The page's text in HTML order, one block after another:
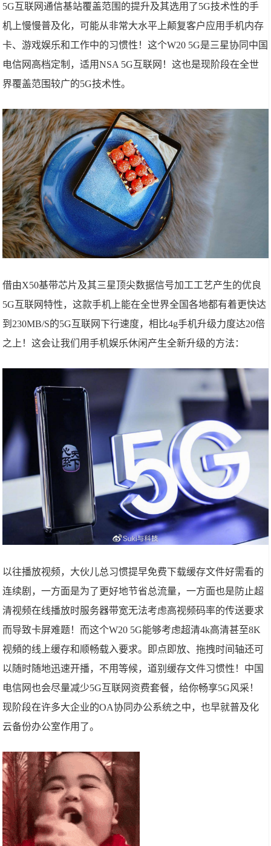
5G互联网通信基站覆盖范围的提升及其选用了5G技术性的手
机上慢慢普及化，可能从非常大水平上颠复客户应用手机内存
卡、游戏娱乐和工作中的习惯性！这个W20 5G是三星协同中国
电信网高档定制，适用NSA 5G互联网！这也是现阶段在全世
界覆盖范围较广的5G技术性。
借由X50基带芯片及其三星顶尖数据信号加工工艺产生的优良
5G互联网特性，这款手机上能在全世界全国各地都有着更快达
到230MB/S的5G互联网下行速度，相比4g手机升级力度达20倍
之上！这会让我们用手机娱乐休闲产生全新升级的方法：
以往播放视频，大伙儿总习惯提早免费下载缓存文件好需看的
连续剧，一方面是为了更好地节省总流量，一方面也是防止超
清视频在线播放时服务器带宽无法考虑高视频码率的传送要求
而导致卡屏难题！而这个W20 5G能够考虑超清4k高清甚至8K
视頻的线上缓存和顺畅载入要求。即点即放、拖拽时间轴还可
以随时随地迅速开播，不用等候，道别缓存文件习惯性！中国
电信网也会尽量减少5G互联网资费套餐，给你畅享5G风采！
现阶段在许多大企业的OA协同办公系统之中，也早就普及化
云备份办公室作用了。